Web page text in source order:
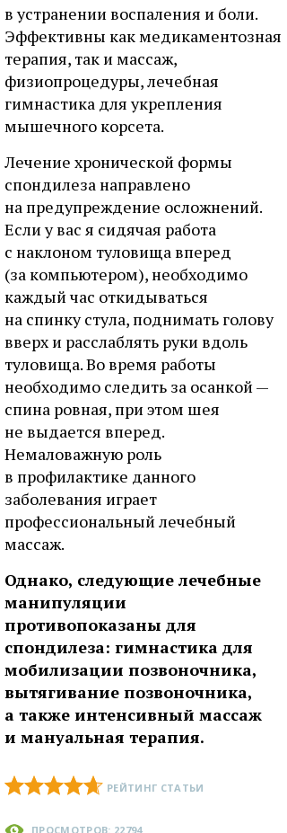
в устранении воспаления и боли.
Эффективны как медикаментозная
терапия, так и массаж,
физиопроцедуры, лечебная
гимнастика для укрепления
мышечного корсета.
Лечение хронической формы
спондилеза направлено
на предупреждение осложнений.
Если у вас я сидячая работа
с наклоном туловища вперед
(за компьютером), необходимо
каждый час откидываться
на спинку стула, поднимать голову
вверх и расслаблять руки вдоль
туловища. Во время работы
необходимо следить за осанкой —
спина ровная, при этом шея
не выдается вперед.
Немаловажную роль
в профилактике данного
заболевания играет
профессиональный лечебный
массаж.
Однако, следующие лечебные
манипуляции
противопоказаны для
спондилеза: гимнастика для
мобилизации позвоночника,
вытягивание позвоночника,
а также интенсивный массаж
и мануальная терапия.
РЕЙТИНГ СТАТЬИ
ПРОСМОТРОВ: 22794